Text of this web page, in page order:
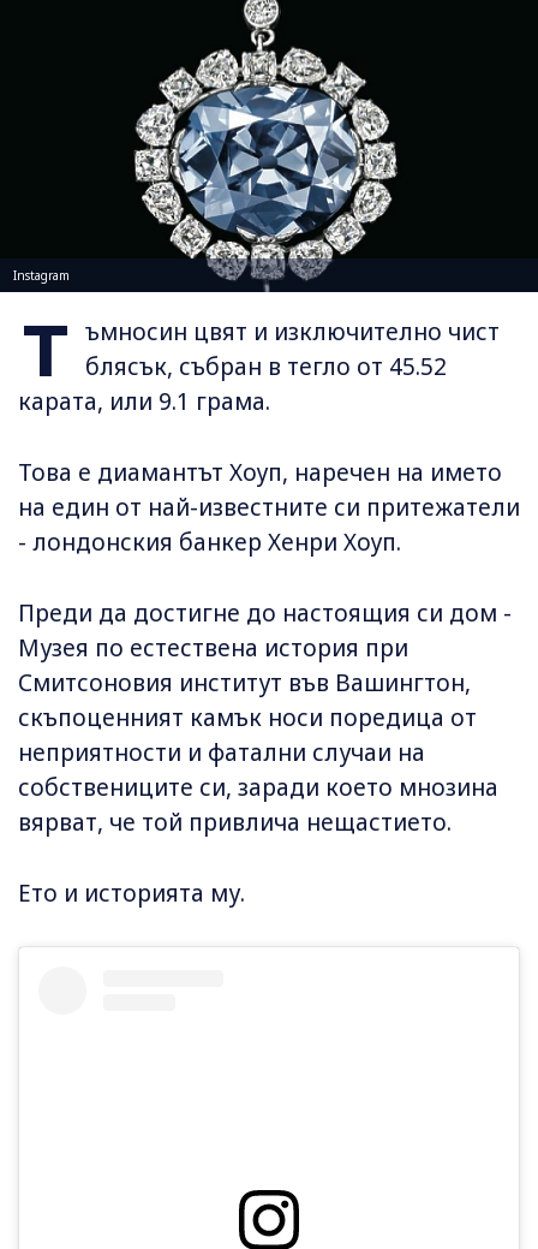
Instagram
Т ъмносин цвят и изключително чист
блясък, събран в тегло от 45.52
карата, или 9.1 грама.
Това е диамантът Хоуп, наречен на името
на един от най-известните си притежатели
- лондонския банкер Хенри Хоуп.
Преди да достигне до настоящия си дом -
Музея по естествена история при
Смитсоновия институт във Вашингтон,
скъпоценният камък носи поредица от
неприятности и фатални случаи на
собствениците си, заради което мнозина
вярват, че той привлича нещастието.
Ето и историята му.